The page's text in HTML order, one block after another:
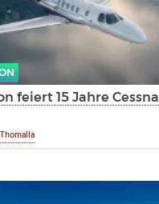
feiert 15 Jahre Cessna